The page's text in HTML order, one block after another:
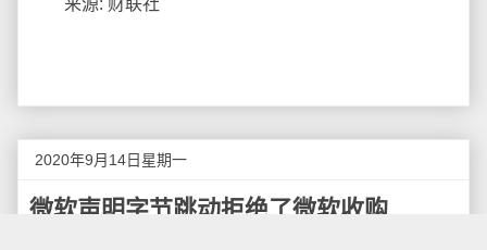
来源: 财联社
2020年9月14日星期一
微软声明字节跳动拒绝了微软收购